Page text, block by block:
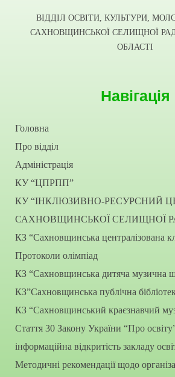
ВІДДІЛ ОСВІТИ, КУЛЬТУРИ,
САХНОВЩИНСЬКОЇ СЕЛИЩНОЇ
ОБЛАСТІ
Навігація
Головна
Про відділ
Адміністрація
КУ “ЦПРПП”
КУ “ІНКЛЮЗИВНО-РЕСУРСНИЙ
САХНОВЩИНСЬКОЇ СЕЛИЩНОЇ
КЗ “Сахновщинська централізована
Протоколи олімпіад
КЗ “Сахновщинська дитяча музична
КЗ”Сахновщинська публічна
КЗ “Сахновщинський краєзнавчий
Стаття 30 Закону України “Про
інформаційна відкритість закладу
Методичні рекомендації щодо